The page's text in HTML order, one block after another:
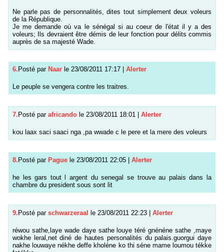
Ne parle pas de personnalités, dites tout simplement deux voleurs
de la République.
Je me demande où va le sénégal si au coeur de l'état il y a des
voleurs; Ils devraient être démis de leur fonction pour délits commis
auprès de sa majesté Wade.
6. Posté par Naar le 23/08/2011 17:17 Alerter
Le peuple se vengera contre les traitres.
7. Posté par africando le 23/08/2011 18:01 Alerter
kou laax saci saaci nga ,pa wwade c le pere et la mere des voleurs
8. Posté par Pague le 23/08/2011 22:05 Alerter
he les gars tout l argent du senegal se trouve au palais dans la
chambre du president sous sont lit
9.Posté par schwarzeraal le 23/08/2011 22:23 | Alerter
réwou sathe,laye wade daye sathe louye téré gnénéne sathe ,maye
wokhe leral,net diné de hautes personalités du palais.guorgui daye
nakhe louwaye nékhe deffe kholéne ko thi séne mame loumou tékke